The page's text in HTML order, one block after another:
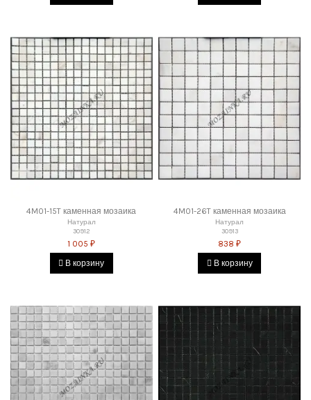
4M01-15T каменная мозаика
Натурал
30912
1 005 ₽
В корзину
4M01-26T каменная мозаика
Натурал
30913
838 ₽
В корзину